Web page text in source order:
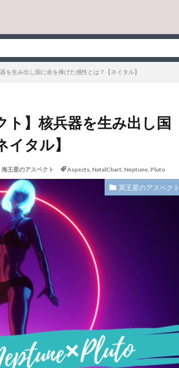
を生み出し国に命を捧げた感性とは？【ネイタル】
ト】核兵器を生み出し国
タル】
海王星のアスペクト Aspects, NatalChart, Neptune, Pluto
冥王星のアスペクト